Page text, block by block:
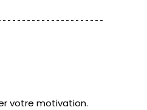
votre motivation.